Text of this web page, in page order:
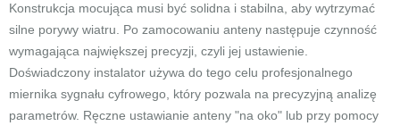
Konstrukcja mocująca musi być solidna i stabilna, aby wytrzymać
silne porywy wiatru. Po zamocowaniu anteny następuje czynność
wymagająca największej precyzji, czyli jej ustawienie.
Doświadczony instalator używa do tego celu profesjonalnego
miernika sygnału cyfrowego, który pozwala na precyzyjną analizę
parametrów. Ręczne ustawianie anteny "na oko" lub przy pomocy